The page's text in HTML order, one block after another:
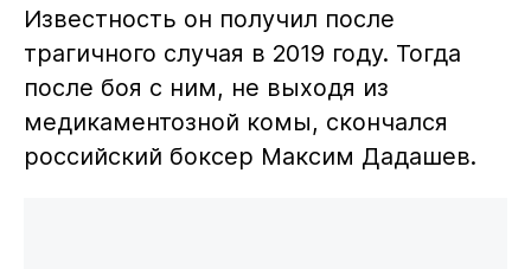
Известность он получил после
трагичного случая в 2019 году. Тогда
после боя с ним, не выходя из
медикаментозной комы, скончался
российский боксер Максим Дадашев.